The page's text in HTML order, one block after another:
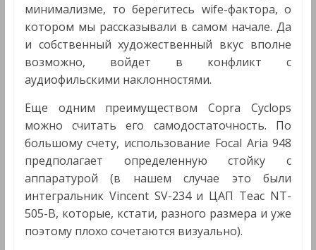
минимализме, то берегитесь wife-фактора, о
котором мы рассказывали в самом начале. Да
и собственный художественный вкус вполне
возможно, войдет в конфликт с
аудиофильскими наклонностями.
Еще одним преимуществом Copra Cyclops
можно считать его самодостаточность. По
большому счету, использование Focal Aria 948
предполагает определенную стойку с
аппаратурой (в нашем случае это были
интегральник Vincent SV-234 и ЦАП Teac NT-
505-B, которые, кстати, разного размера и уже
поэтому плохо сочетаются визуально).